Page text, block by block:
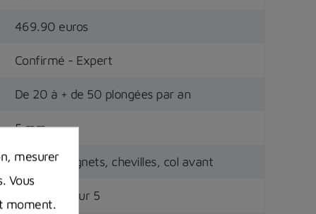
469.90 euros
Confirmé - Expert
De 20 à + de 50 plongées par an
5 mm
Arrière, poignets, chevilles, col avant
4.5 étoiles sur 5
mesurer
Vous
moment.